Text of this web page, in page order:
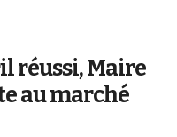
réussi, Maire
au marché